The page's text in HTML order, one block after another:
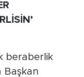
beraberlik
Başkan